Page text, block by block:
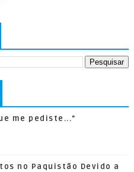
me pediste..."
no Paquistão Devido a